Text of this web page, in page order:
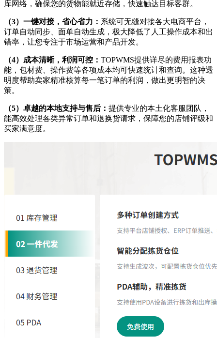
库网络，确保您的货物能就近存储，快速触达目标客群。
（3）一键对接，省心省力： 系统可无缝对接各大电商平台，
订单自动同步、面单自动生成，极大降低了人工操作成本和出
错率，让您专注于市场运营和产品开发。
（4）成本清晰，利润可控： TOPWMS提供详尽的费用报表功
能，包材费、操作费等各项成本均可快速统计和查询。这种透
明度帮助卖家精准核算每一笔订单的利润，做出更明智的决
策。
（5）卓越的本地支持与售后： 提供专业的本土化客服团队，
能高效处理各类异常订单和退换货请求，保障您的店铺评级和
买家满意度。